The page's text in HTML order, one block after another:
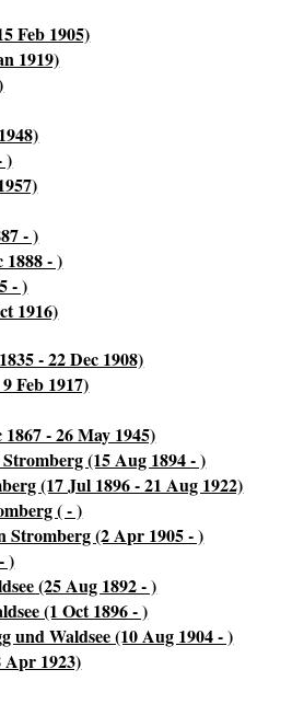
Feb 1905)
1919)
)
- )
- )
- )
1916)
- 22 Dec 1908)
Feb 1917)
- 26 May 1945)
(15 Aug 1894 - )
(17 Jul 1896 - 21 Aug 1922)
( - )
Stromberg (2 Apr 1905 - )
)
(25 Aug 1892 - )
(1 Oct 1896 - )
und Waldsee (10 Aug 1904 - )
Apr 1923)